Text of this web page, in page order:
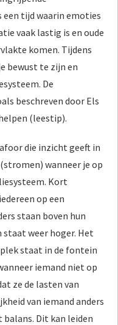
een tijd waarin emoties
vaak lastig is en oude
komen. Tijdens
bewust te zijn en
De
beschreven door Els
(leestip).
die inzicht geeft in
wanneer je op
Kort
op een
staan boven hun
staat weer hoger. Het
staat in de fontein
iemand niet op
ze de lasten van
van iemand anders
Dit kan leiden